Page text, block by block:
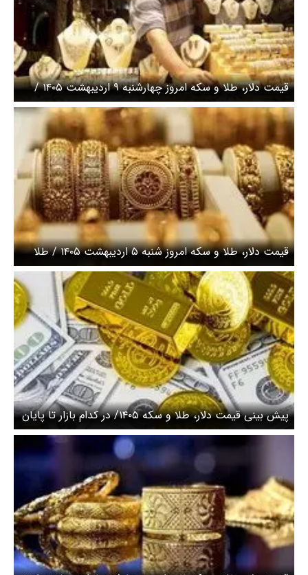
قیمت دلار، طلا و سکه امروز چهارشنبه ۹ اردیبهشت ۱۴۰۵ /
سکه امامی 13 میلیون تومان جهش کرد + جدول
قیمت دلار، طلا و سکه امروز شنبه ۵ اردیبهشت ۱۴۰۵ / طلا
کاهشی شد + جدول
پیش بینی قیمت دلار، طلا و سکه ۱۴۰۵/ در کدام بازار تا پایان
سال سرمایه‌گذاری کنیم؟